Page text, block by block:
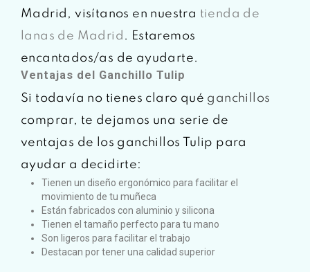
Madrid, visítanos en nuestra tienda de
lanas de Madrid . Estaremos
encantados/as de ayudarte.
Ventajas del Ganchillo Tulip
Si todavía no tienes claro qué ganchillos
comprar, te dejamos una serie de
ventajas de los ganchillos Tulip para
ayudar a decidirte:
Tienen un diseño ergonómico para facilitar el
movimiento de tu muñeca
Están fabricados con aluminio y silicona
Tienen el tamaño perfecto para tu mano
Son ligeros para facilitar el trabajo
Destacan por tener una calidad superior